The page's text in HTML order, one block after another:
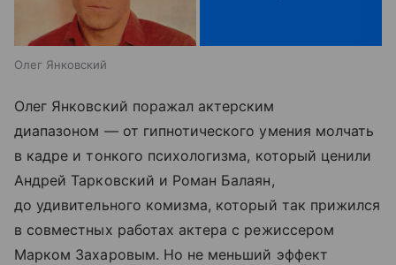
Олег Янковский
Олег Янковский поражал актерским
диапазоном — от гипнотического умения молчать
в кадре и тонкого психологизма, который ценили
Андрей Тарковский и Роман Балаян,
до удивительного комизма, который так прижился
в совместных работах актера с режиссером
Марком Захаровым. Но не меньший эффект